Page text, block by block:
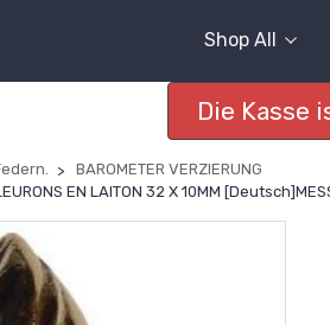
Shop All
Die Kasse
BAROMETER VERZIERUNG
EN LAITON 32 X 10MM